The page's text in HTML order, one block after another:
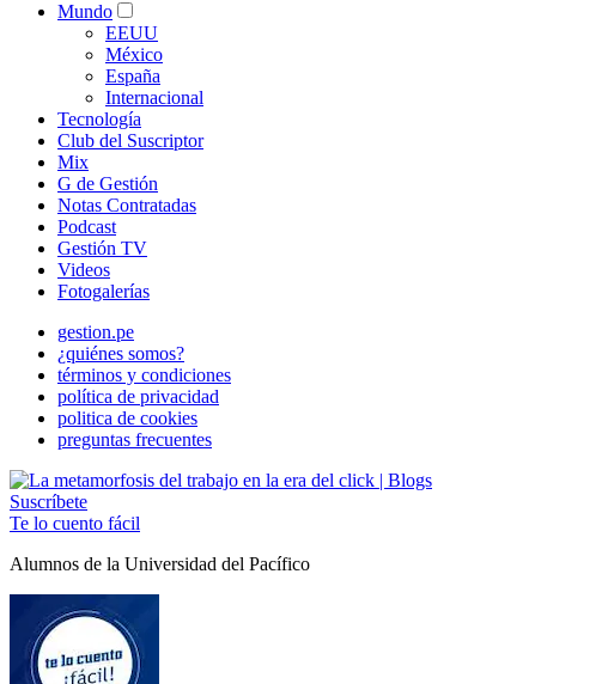
Mundo
EEUU
México
España
Internacional
Tecnología
Club del Suscriptor
Mix
G de Gestión
Notas Contratadas
Podcast
Gestión TV
Videos
Fotogalerías
gestion.pe
¿quiénes somos?
términos y condiciones
política de privacidad
politica de cookies
preguntas frecuentes
Suscríbete
Te lo cuento fácil
Alumnos de la Universidad del Pacífico